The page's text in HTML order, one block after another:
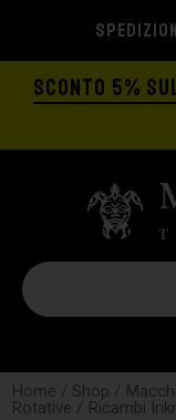
SCONTO 5%
Home / Shop /
Rotative / Ricambi